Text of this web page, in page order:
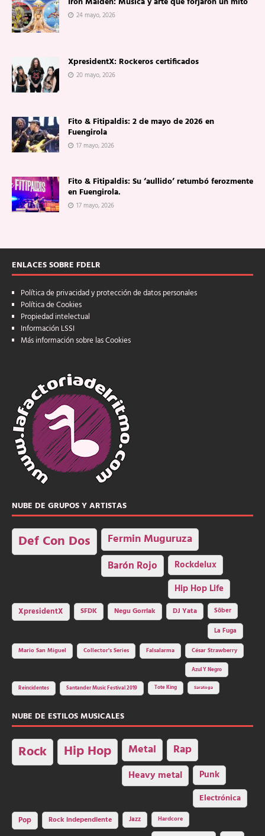
24 mayo, 2026
XpresidentX: Rockeros certificados
20 mayo, 2026
Fito & Fitipaldis: 2 de mayo de 2026 en
Fuengirola
17 mayo, 2026
Fito & Fitipaldis: Su ‘aullido’ retumbó ferozmente
en Fuengirola.
17 mayo, 2026
ENLACES SOBRE FDELR
Política de privacidad y protección de datos personales
Política de Cookies
Propiedad intelectual
Información LSSI
Más información sobre las Cookies
NUBE DE GRUPOS Y ARTISTAS
Def Con Dos Fermin Muguruza
Barón Rojo Rockdelux
Hip Hop Life
XpresidentX SFDK Negu Gorriak DJ Yata
Sôber
La Fuga
Mario San Miguel
Collector's Series Falsalarma César Strawberry
Azul Y Negro
Reincidentes Santander Music Festival 2019 Tote King Saratoga
NUBE DE ESTILOS MUSICALES
Rock Hip Hop Metal Rap
Heavy metal Punk
Electrónica
Pop Rock independiente Jazz Hardcore